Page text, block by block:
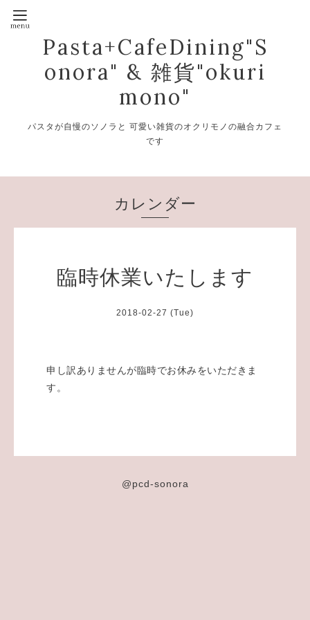
Pasta+CafeDining"S
onora" & 雑貨"okuri
mono"
パスタが自慢のソノラと 可愛い雑貨のオクリモノの融合カフェ
です
カレンダー
臨時休業いたします
2018-02-27 (Tue)
申し訳ありませんが臨時でお休みをいただきま
す。
@pcd-sonora